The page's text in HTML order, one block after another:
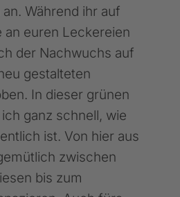
Während ihr auf
an euren Leckereien
der Nachwuchs auf
gestalteten
In dieser grünen
ganz schnell, wie
ist. Von hier aus
zwischen
bis zum